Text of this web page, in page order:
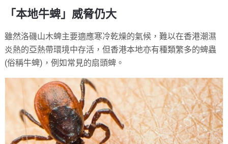
「本地牛蜱」威脅仍大
雖然洛磯山木蜱主要適應寒冷乾燥的氣候，難以在香港潮濕
炎熱的亞熱帶環境中存活，但香港本地亦有種類繁多的蜱蟲
(俗稱牛蜱)，例如常見的扇頭蜱。